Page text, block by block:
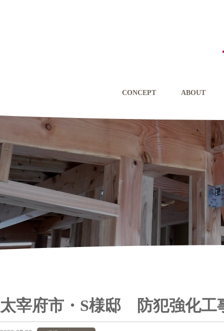
CONCEPT ABOUT
太宰府市・S様邸 防犯強化工